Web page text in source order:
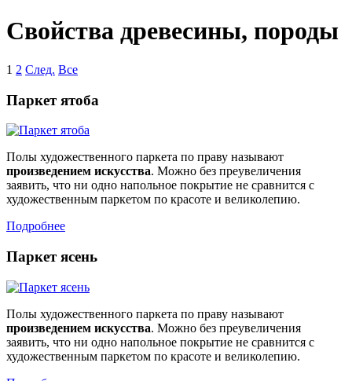
Свойства древесины, породы
1 2 След. Все
Паркет ятоба
Полы художественного паркета по праву называют
произведением искусства. Можно без преувеличения
заявить, что ни одно напольное покрытие не сравнится с
художественным паркетом по красоте и великолепию.
Подробнее
Паркет ясень
Полы художественного паркета по праву называют
произведением искусства. Можно без преувеличения
заявить, что ни одно напольное покрытие не сравнится с
художественным паркетом по красоте и великолепию.